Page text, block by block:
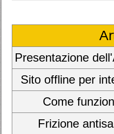
Presentazione
Sito offline per
Come
Frizione